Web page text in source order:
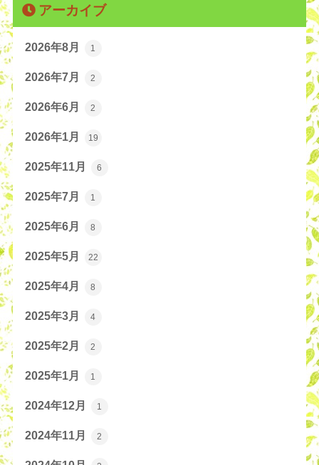
アーカイブ
2026年8月 1
2026年7月 2
2026年6月 2
2026年1月 19
2025年11月 6
2025年7月 1
2025年6月 8
2025年5月 22
2025年4月 8
2025年3月 4
2025年2月 2
2025年1月 1
2024年12月 1
2024年11月 2